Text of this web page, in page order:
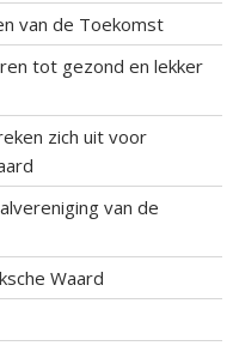
van de Toekomst
tot gezond en lekker
zich uit voor
van de
Waard